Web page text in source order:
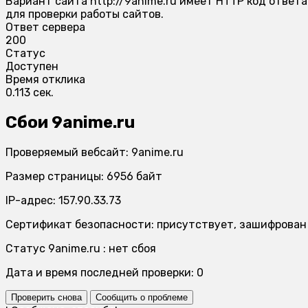
для проверки работы сайтов.
Ответ сервера
200
Статус
Доступен
Время отклика
0.113 сек.
Сбои 9anime.ru
Проверяемый вебсайт: 9anime.ru
Размер страницы: 6956 байт
IP-адрес: 157.90.33.73
Сертификат безопасности: присутствует, зашифрован
Статус 9anime.ru : нет сбоя
Дата и время последней проверки: 0
Проверить снова Сообщить о проблеме